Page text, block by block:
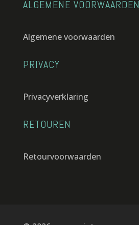
ALGEMENE VOORWAARDEN
Algemene voorwaarden
PRIVACY
Privacyverklaring
RETOUREN
Retourvoorwaarden